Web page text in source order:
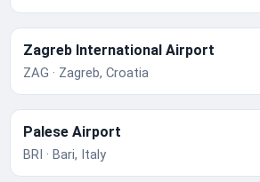
Zagreb International Airport
ZAG · Zagreb, Croatia
Palese Airport
BRI · Bari, Italy